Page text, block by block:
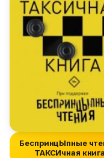
БеспринцЫпные
ТАКСИчная книга